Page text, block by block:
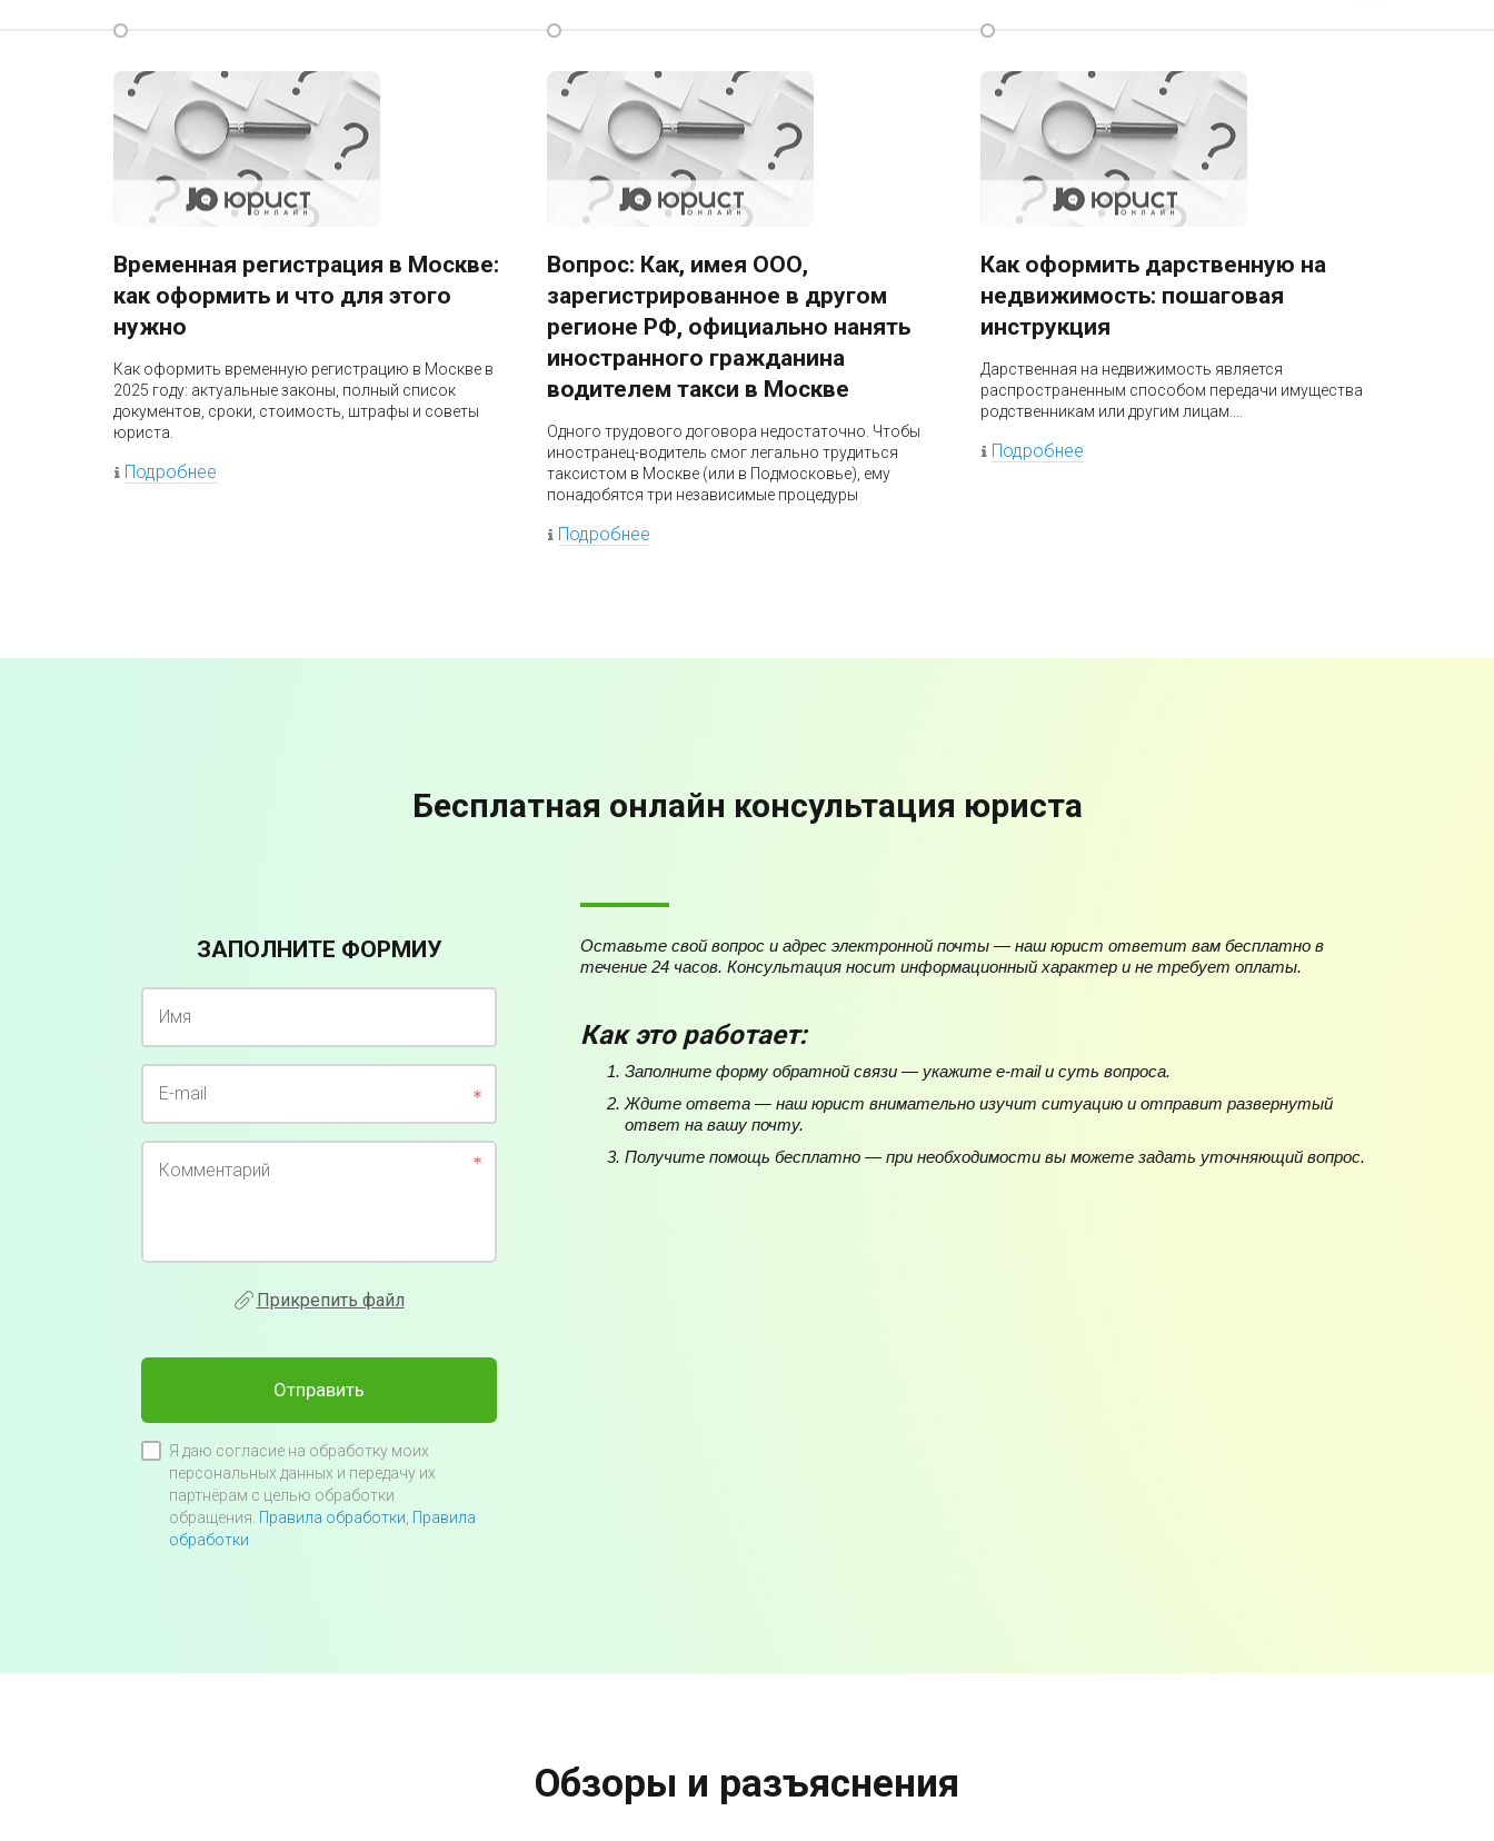
Временная регистрация в Москве:
как оформить и что для этого
нужно
Как оформить временную регистрацию в Москве в
2025 году: актуальные законы, полный список
документов, сроки, стоимость, штрафы и советы
юриста.
Подробнее
Вопрос: Как, имея ООО,
зарегистрированное в другом
регионе РФ, официально нанять
иностранного гражданина
водителем такси в Москве
Одного трудового договора недостаточно. Чтобы
иностранец-водитель смог легально трудиться
таксистом в Москве (или в Подмосковье), ему
понадобятся три независимые процедуры
Подробнее
Как оформить дарственную на
недвижимость: пошаговая
инструкция
Дарственная на недвижимость является
распространенным способом передачи имущества
родственникам или другим лицам....
Подробнее
Бесплатная онлайн консультация юриста
ЗАПОЛНИТЕ ФОРМИУ
Имя
E-mail
Комментарий
Прикрепить файл
Отправить
Я даю согласие на обработку моих
персональных данных и передачу их
партнёрам с целью обработки
обращения. Правила обработки Правила
обработки
Оставьте свой вопрос и адрес электронной почты — наш юрист ответит вам бесплатно в
течение 24 часов. Консультация носит информационный характер и не требует оплаты.
Как это работает:
Заполните форму обратной связи — укажите e-mail и суть вопроса.
Ждите ответа — наш юрист внимательно изучит ситуацию и отправит развернутый
ответ на вашу почту.
Получите помощь бесплатно — при необходимости вы можете задать уточняющий вопрос.
Обзоры и разъяснения